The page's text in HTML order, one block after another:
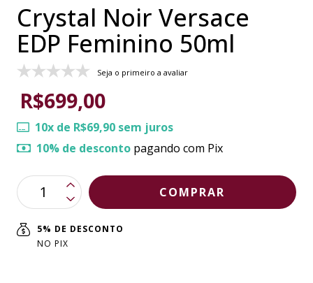
Crystal Noir Versace
EDP Feminino 50ml
Seja o primeiro a avaliar
R$699,00
10x de R$69,90 sem juros
10% de desconto pagando com Pix
5% DE DESCONTO
NO PIX